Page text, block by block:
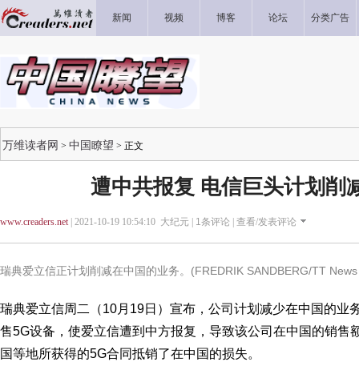
新闻 视频 博客 论坛 分类广告
万维读者网 > 中国瞭望 > 正文
遭中共报复 电信巨头计划削
www.creaders.net| 2021-10-19 10:54:10 大纪元 | 1条评论 | 查看/发表评论
瑞典爱立信正计划削减在中国的业务。(FREDRIK SANDBERG/TT
瑞典爱立信周二（10月19日）宣布，公司计划减少在中国的业
售5G设备，使爱立信遭到中方报复，导致该公司在中国的销售
国等地所获得的5G合同抵销了在中国的损失。